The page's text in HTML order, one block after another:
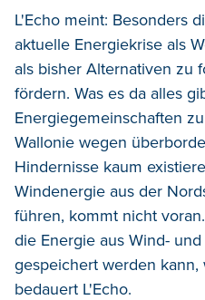
L'Echo meint: Besonders
aktuelle Energiekrise als
als bisher Alternativen zu
fördern. Was es da alles
Energiegemeinschaften
Wallonie wegen
Hindernisse kaum
Windenergie aus der
führen, kommt nicht
die Energie aus Wind-
gespeichert werden
bedauert L'Echo.